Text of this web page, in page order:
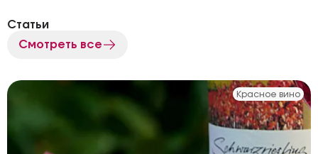
Статьи
Смотреть все
Красное вино